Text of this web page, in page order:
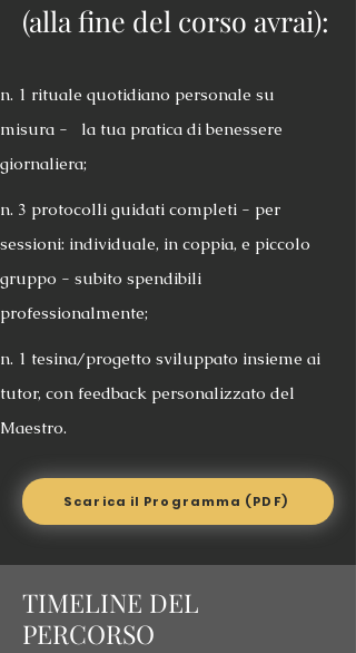
(alla fine del corso avrai):
n. 1 rituale quotidiano personale su
misura - la tua pratica di benessere
giornaliera;
n. 3 protocolli guidati completi - per
sessioni: individuale, in coppia, e piccolo
gruppo - subito spendibili
professionalmente;
n. 1 tesina/progetto sviluppato insieme ai
tutor, con feedback personalizzato del
Maestro.
Scarica il Programma (PDF)
TIMELINE DEL
PERCORSO